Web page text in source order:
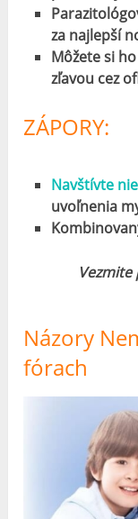
za najlepší
Môžete si
zľavou cez
ZÁPORY:
Navštívte
uvoľnenia
Názory
fórach